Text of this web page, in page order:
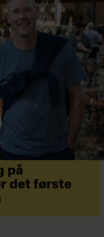
på
det første